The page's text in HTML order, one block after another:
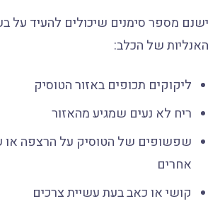
ישנם מספר סימנים שיכולים להעיד על
האנליות של הכלב:
ליקוקים תכופים באזור הטוסיק
ריח לא נעים שמגיע מהאזור
שפשופים של הטוסיק על הרצפה או
אחרים
קושי או כאב בעת עשיית צרכים